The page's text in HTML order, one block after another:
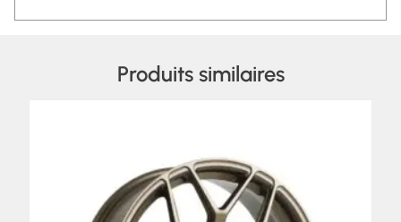
Produits similaires